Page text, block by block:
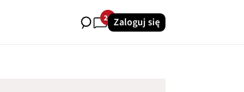
22Zaloguj się